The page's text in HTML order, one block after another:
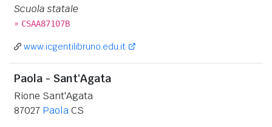
Scuola statale
» CSAA87107B
www.icgentilibruno.edu.it
Paola - Sant'Agata
Rione Sant'Agata
87027 PaolaCS